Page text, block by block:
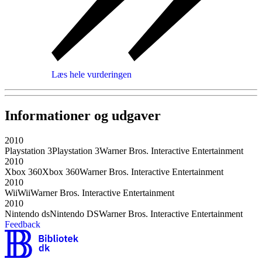
Læs hele vurderingen
Informationer og udgaver
2010
Playstation 3Playstation 3Warner Bros. Interactive Entertainment
2010
Xbox 360Xbox 360Warner Bros. Interactive Entertainment
2010
WiiWiiWarner Bros. Interactive Entertainment
2010
Nintendo dsNintendo DSWarner Bros. Interactive Entertainment
Feedback